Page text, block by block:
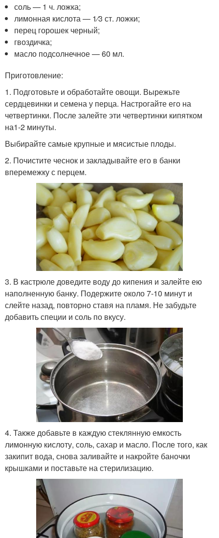
соль — 1 ч. ложка;
лимонная кислота — 1⁄3 ст. ложки;
перец горошек черный;
гвоздичка;
масло подсолнечное — 60 мл.
Приготовление:
1. Подготовьте и обработайте овощи. Вырежьте
сердцевинки и семена у перца. Настрогайте его на
четвертинки. После залейте эти четвертинки кипятком
на1-2 минуты.
Выбирайте самые крупные и мясистые плоды.
2. Почистите чеснок и закладывайте его в банки
вперемежку с перцем.
3. В кастрюле доведите воду до кипения и залейте ею
наполненную банку. Подержите около 7-10 минут и
слейте назад, повторно ставя на пламя. Не забудьте
добавить специи и соль по вкусу.
4. Также добавьте в каждую стеклянную емкость
лимонную кислоту, соль, сахар и масло. После того, как
закипит вода, снова заливайте и накройте баночки
крышками и поставьте на стерилизацию.